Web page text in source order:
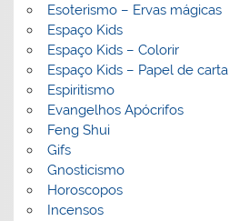
Esoterismo – Ervas mágicas
Espaço Kids
Espaço Kids – Colorir
Espaço Kids – Papel de carta
Espiritismo
Evangelhos Apócrifos
Feng Shui
Gifs
Gnosticismo
Horoscopos
Incensos